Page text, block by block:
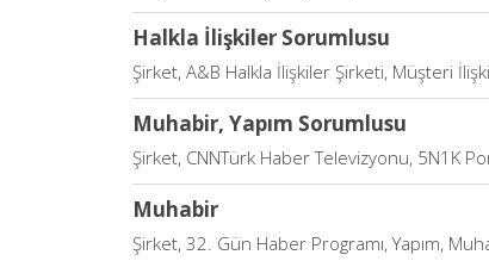
Halkla İlişkiler Sorumlusu
Şirket, A&B Halkla İlişkiler Şirketi, Müşteri
Muhabir, Yapım Sorumlusu
Şirket, CNNTürk Haber Televizyonu, 5N1K
Muhabir
Şirket, 32. Gün Haber Programı, Yapım,